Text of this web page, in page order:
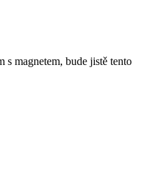
magnetem, bude jistě tento